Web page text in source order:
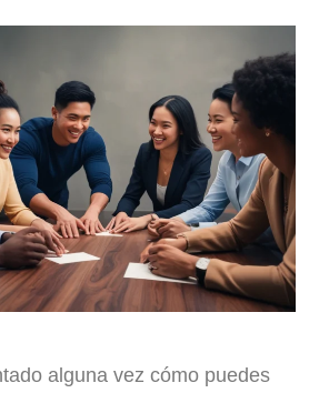
alguna vez cómo puedes